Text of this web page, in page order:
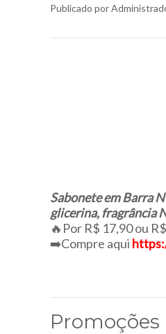
Publicado por
Sabonete em Barra
glicerina, fragrância
🔥Por R$ 17,90 ou
➡️Compre aqui